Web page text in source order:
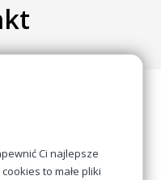
Ci najlepsze
to małe pliki